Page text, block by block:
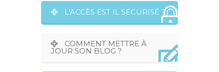
L'ACCÈS EST IL SÉCURISÉ ?
COMMENT METTRE À
JOUR SON BLOG ?